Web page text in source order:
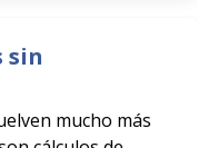
sin
mucho más